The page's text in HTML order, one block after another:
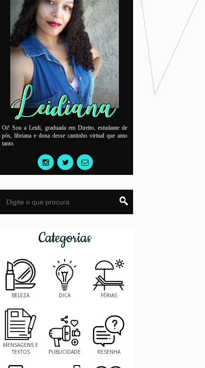
Oi! Sou a Leidi, graduada em Direito, estudante de
pós, libriana e dona desse cantinho virtual que amo
tanto.
Categorias
BELEZA DICA FÉRIAS
MENSAGENS E
TEXTOS
PUBLICIDADE RESENHA